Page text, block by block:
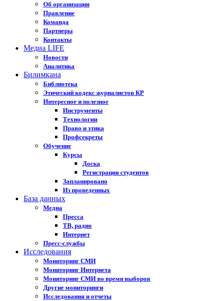
Об организации
Правление
Команда
Партнеры
Контакты
Медиа LIFE
Новости
Аналитика
Билимкана
Библиотека
Этический кодекс журналистов КР
Интересное и полезное
Инструменты
Технологии
Право и этика
Профсекреты
Обучение
Курсы
Доска
Регистрация студентов
Запланировано
Из проведенных
База данных
Медиа
Пресса
ТВ, радио
Интернет
Пресс-службы
Исследования
Мониторинг СМИ
Мониторинг Интернета
Мониторинг СМИ во время выборов
Другие мониторинги
Исследования и отчеты